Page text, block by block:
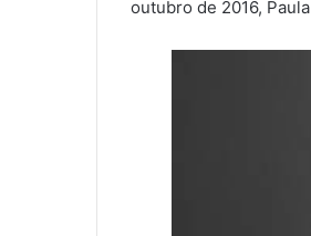
outubro de 2016,